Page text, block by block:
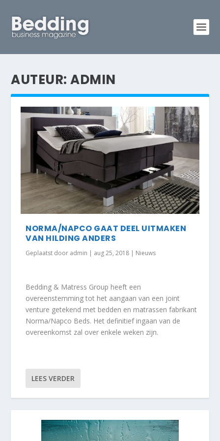
AUTEUR:ADMIN
NORMA/NAPCO GAAT DEEL UITMAKEN
VAN HILDING ANDERS
Geplaatst door admin | aug 25, 2018 | Nieuws
Bedding & Matress Group heeft een
overeenstemming tot het aangaan van een joint
venture getekend met bedden en matrassen fabrikant
Norma/Napco Beds. Het definitief ingaan van de
overeenkomst zal over enkele weken zijn.
LEES VERDER